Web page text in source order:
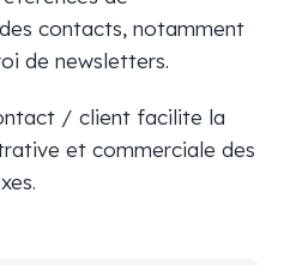
contacts, notamment
de newsletters.
/ client facilite la
et commerciale des